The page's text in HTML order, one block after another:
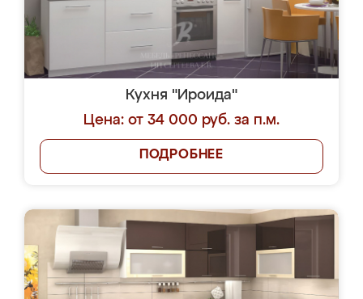
Кухня "Ироида"
Цена: от 34 000 руб. за п.м.
ПОДРОБНЕЕ